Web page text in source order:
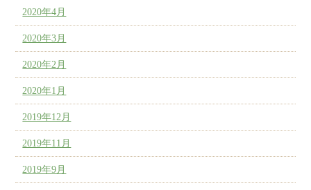
2020年4月
2020年3月
2020年2月
2020年1月
2019年12月
2019年11月
2019年9月